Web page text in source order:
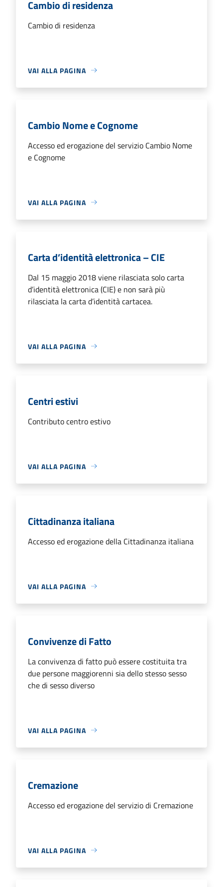
Cambio di residenza
Cambio di residenza
VAI ALLA PAGINA
Cambio Nome e Cognome
Accesso ed erogazione del servizio Cambio Nome
e Cognome
VAI ALLA PAGINA
Carta d’identità elettronica – CIE
Dal 15 maggio 2018 viene rilasciata solo carta
d’identità elettronica (CIE) e non sarà più
rilasciata la carta d’identità cartacea.
VAI ALLA PAGINA
Centri estivi
Contributo centro estivo
VAI ALLA PAGINA
Cittadinanza italiana
Accesso ed erogazione della Cittadinanza italiana
VAI ALLA PAGINA
Convivenze di Fatto
La convivenza di fatto può essere costituita tra
due persone maggiorenni sia dello stesso sesso
che di sesso diverso
VAI ALLA PAGINA
Cremazione
Accesso ed erogazione del servizio di Cremazione
VAI ALLA PAGINA